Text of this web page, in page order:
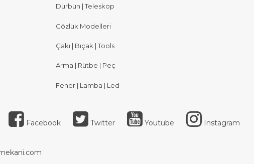
Dürbün | Teleskop
Gözlük Modelleri
Çakı | Bıçak | Tools
Arma | Rütbe | Peç
Fener | Lamba | Led
Facebook Twitter Youtube Instagram